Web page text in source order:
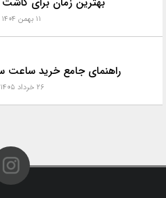
۱۱ بهمن ۱۴۰۴ - ۱۷:۲۱
راهنمای جامع خرید
۲۶ خرداد ۱۴۰۵ - ۲۳:۲۹